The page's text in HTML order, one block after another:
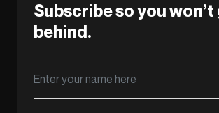
Subscribe so you
behind.